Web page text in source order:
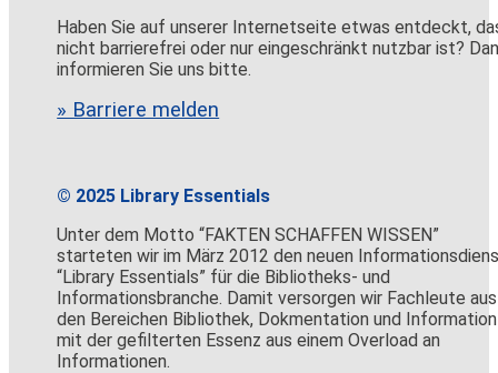
Haben Sie auf unserer Internetseite etwas entdeckt,
nicht barrierefrei oder nur eingeschränkt nutzbar ist?
informieren Sie uns bitte.
» Barriere melden
© 2025 Library Essentials
Unter dem Motto “FAKTEN SCHAFFEN WISSEN”
starteten wir im März 2012 den neuen
“Library Essentials” für die Bibliotheks- und
Informationsbranche. Damit versorgen wir Fachleute aus
den Bereichen Bibliothek, Dokmentation und Information
mit der gefilterten Essenz aus einem Overload an
Informationen.